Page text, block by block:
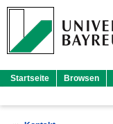
Startseite Browsen